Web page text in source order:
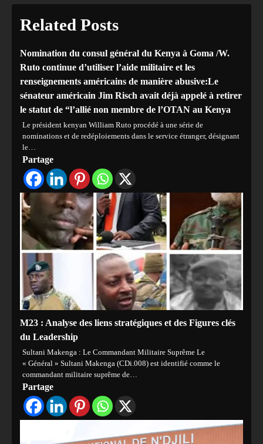
Related Posts
Nomination du consul général du Kenya à Goma /W.
Ruto continue d’utiliser l’aide militaire et les
renseignements américains de manière abusive:Le
sénateur américain Jim Risch avait déjà appelé à retirer
le statut de “l’allié non membre de l’OTAN au Kenya
Le président kenyan William Ruto procédé à une série de
nominations et de redéploiements dans le service étranger, désignant
le…
Partage
M23 : Analyse des liens stratégiques et des Figures clés
du Leadership
Sultani Makenga : Le Commandant Militaire Suprême Le
« Général » Sultani Makenga (CDi.008) est identifié comme le
commandant militaire suprême de…
Partage